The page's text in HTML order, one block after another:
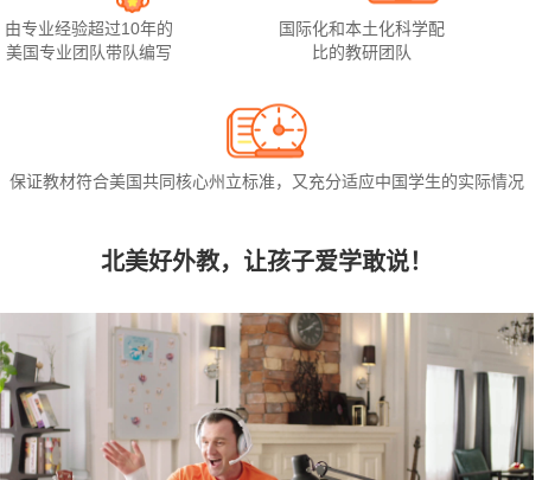
由专业经验超过10年的
美国专业团队带队编写
国际化和本土化科学配
比的教研团队
保证教材符合美国共同核心州立标准，又充分适应中国学生的实际情况
北美好外教，让孩子爱学敢说！